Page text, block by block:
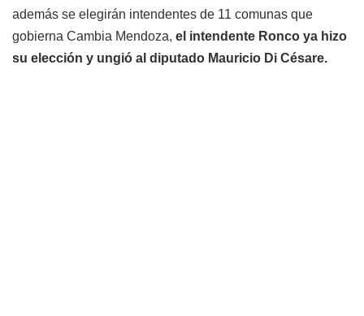
además se elegirán intendentes de 11 comunas que
gobierna Cambia Mendoza, el intendente Ronco ya hizo
su elección y ungió al diputado Mauricio Di Césare.